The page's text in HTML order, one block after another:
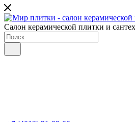
Салон керамической плитки и